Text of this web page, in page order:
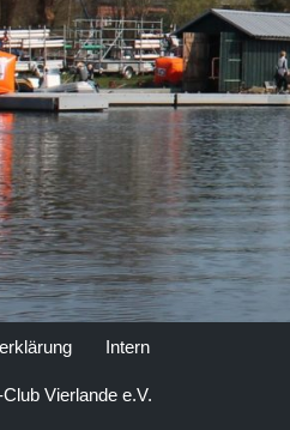
Intern
Vierlande e.V.